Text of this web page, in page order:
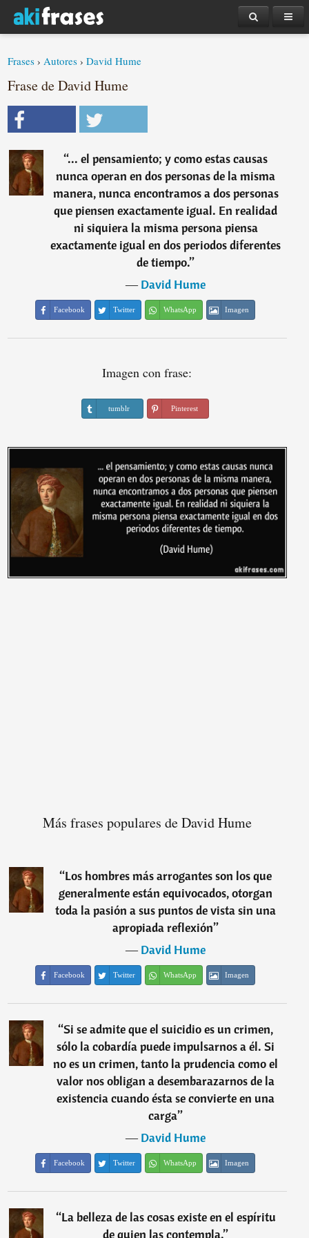
Frases ›Autores ›David Hume
Frase de David Hume
“... el pensamiento; y como estas causas
nunca operan en dos personas de la misma
manera, nunca encontramos a dos personas
que piensen exactamente igual. En realidad
ni siquiera la misma persona piensa
exactamente igual en dos periodos diferentes
de tiempo.”
―David Hume
Facebook Twitter WhatsApp Imagen
Imagen con frase:
tumblr Pinterest
Más frases populares de David Hume
“Los hombres más arrogantes son los que
generalmente están equivocados, otorgan
toda la pasión a sus puntos de vista sin una
apropiada reflexión”
―David Hume
Facebook Twitter WhatsApp Imagen
“Si se admite que el suicidio es un crimen,
sólo la cobardía puede impulsarnos a él. Si
no es un crimen, tanto la prudencia como el
valor nos obligan a desembarazarnos de la
existencia cuando ésta se convierte en una
carga”
―David Hume
Facebook Twitter WhatsApp Imagen
“La belleza de las cosas existe en el espíritu
de quien las contempla.”